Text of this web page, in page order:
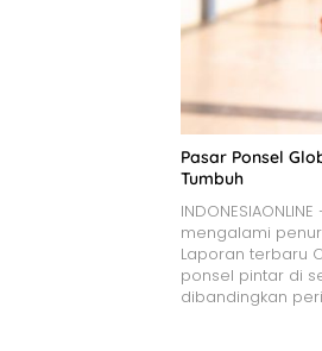
Pasar Ponsel
Tumbuh
mengalami
Laporan terbaru
ponsel pintar di
dibandingkan